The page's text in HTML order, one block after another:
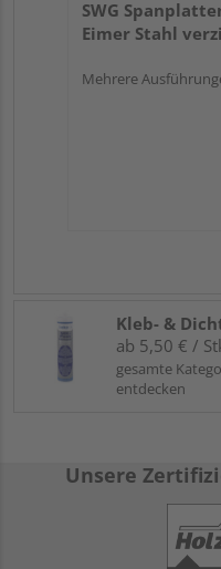
SWG
Eimer Stahl
Mehrere
Kleb- &
ab 5,50 € /
gesamte
entdecken
Unsere